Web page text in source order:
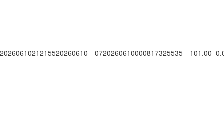
2026061021215520260610 0720260610000817325535- 101.00